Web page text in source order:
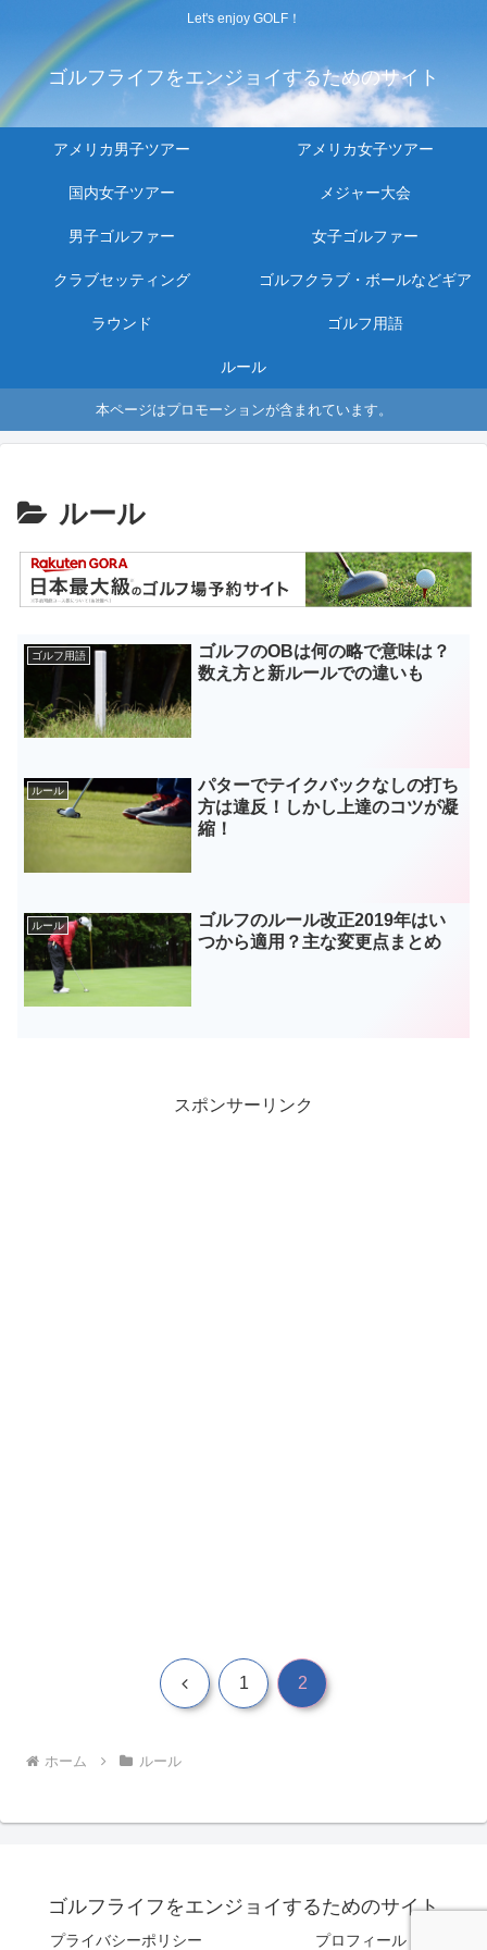
Let's enjoy GOLF！
ゴルフライフをエンジョイするためのサイト
アメリカ男子ツアー アメリカ女子ツアー
国内女子ツアー メジャー大会
男子ゴルファー 女子ゴルファー
クラブセッティング ゴルフクラブ・ボールなどギア
ラウンド ゴルフ用語
ルール
本ページはプロモーションが含まれています。
ルール
ゴルフ用語
ゴルフのOBは何の略で意味は？
数え方と新ルールでの違いも
ルール
パターでテイクバックなしの打ち
方は違反！しかし上達のコツが凝
縮！
ルール
ゴルフのルール改正2019年はい
つから適用？主な変更点まとめ
スポンサーリンク
前 1 2
ホーム ルール
ゴルフライフをエンジョイするためのサイト
プライバシーポリシー プロフィール